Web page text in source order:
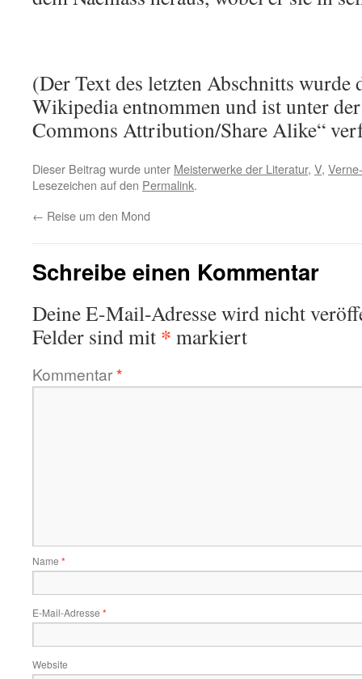
(Der Text des letzten Abschnitts wurde
Wikipedia entnommen und ist unter
Commons Attribution/Share Alike“
Dieser Beitrag wurde unter Meisterwerke der Literatur, V,
Lesezeichen auf den Permalink.
← Reise um den Mond
Schreibe einen Kommentar
Deine E-Mail-Adresse wird nicht
Felder sind mit * markiert
Kommentar*
Name *
E-Mail-Adresse *
Website